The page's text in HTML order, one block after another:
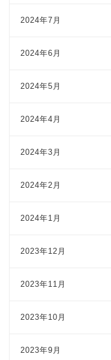
2024年7月
2024年6月
2024年5月
2024年4月
2024年3月
2024年2月
2024年1月
2023年12月
2023年11月
2023年10月
2023年9月